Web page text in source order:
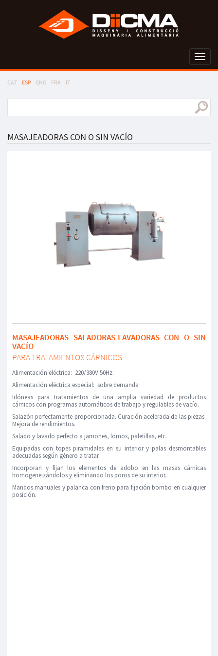
CAT ESP ENG FRA IT
MASAJEADORAS CON O SIN VACÍO
MASAJEADORAS SALADORAS-LAVADORAS CON O SIN
VACÍO
PARA TRATAMIENTOS CÁRNICOS
Alimentación eléctrica: 220/380V 50Hz.
Alimentación eléctrica especial: sobre demanda
Idóneas para tratamientos de una amplia variedad de productos
cárnicos con programas automáticos de trabajo y regulables de vacío.
Salazón perfectamente proporcionada. Curación acelerada de las piezas.
Mejora de rendimientos.
Salado y lavado perfecto a jamones, lomos, paletillas, etc.
Equipadas con topes piramidales en su interior y palas desmontables
adecuadas según género a tratar.
Incorporan y fijan los elementos de adobo en las masas cárnicas
homogeneizándolos y eliminando los poros de su interior.
Mandos manuales y palanca con freno para fijación bombo en cualquier
posición.